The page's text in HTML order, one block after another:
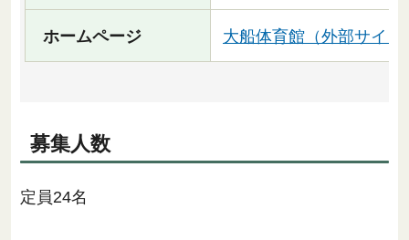
ホームページ 大船体育館（外部サイト
募集人数
定員24名